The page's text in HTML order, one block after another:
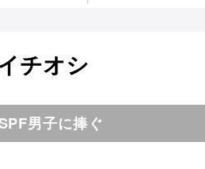
チオシ
男子に捧ぐ